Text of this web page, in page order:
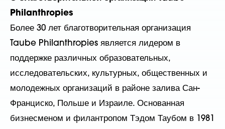
Philanthropies
Более 30 лет благотворительная организация
Taube Philanthropies является лидером в
поддержке различных образовательных,
исследовательских, культурных, общественных и
молодежных организаций в районе залива Сан-
Франциско, Польше и Израиле. Основанная
бизнесменом и филантропом Тэдом Таубом в 1981